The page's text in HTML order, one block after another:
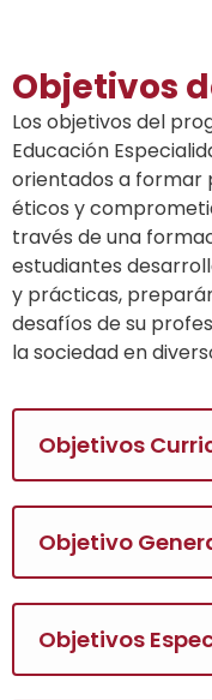
Objetivos
Los objetivos del
Educación
orientados a formar
éticos y
través de una
estudiantes
y prácticas,
desafíos de su
la sociedad en
Objetivos
Objetivo
Objetivos